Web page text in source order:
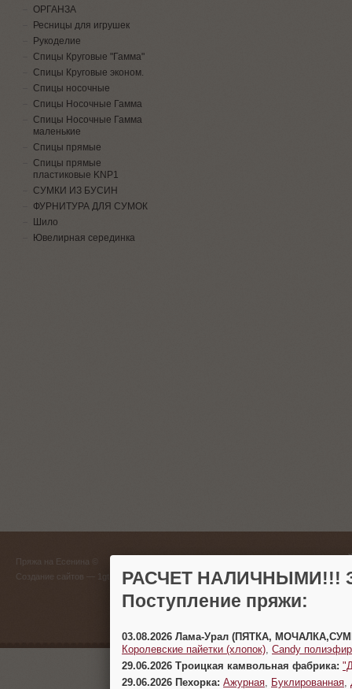
ОРГАНЗА
Ресницы для игрушек
Рукоделие
Спицы Круговые "Гамма"
Спицы Круговые эконом.
Спицы носочные
Спицы Носочные Гамма
Спицы Носочные Гамма
маленькие
Спицы прямые
Спицы прямые
пластиковые KNP1
СУМКИ ИЗ БУСИН
ФУРНИТУРА ДЛЯ СУМОК
Шило
Ювелирная серединка
Пряжа на Есенина ©
Создание сайтов
(383)
г.
РАСЧЕТ НАЛИЧНЫМИ!!!
Поступление пряжи:
03.08.2026 Лама-Урал (ПЯТКА,
Королевские пайетки (хлопок) Candy
29.06.2026 Троицкая камвольная фабрика:
29.06.2026 Пехорка: Ажурная Буклированная